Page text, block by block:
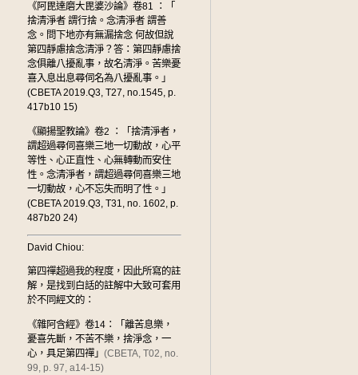
《阿毘達磨大毘婆沙論》卷81 ：「
捨清淨者 謂行捨。念清淨者 謂善
念。問下地亦有無漏捨念 何故但說
第四靜慮捨念清淨？答：第四靜慮捨
念俱離八擾亂事，故名清淨。苦樂憂
喜入息出息尋伺名為八擾亂事。」
(CBETA 2019.Q3, T27, no.1545, p.
417b10 15)
《顯揚聖教論》卷2 ：「捨清淨者，
謂超過尋伺喜樂三地一切動故，心平
等性、心正直性、心無轉動而安住
性。念清淨者，謂超過尋伺喜樂三地
一切動故，心不忘失而明了性。」
(CBETA 2019.Q3, T31, no. 1602, p.
487b20 24)
David Chiou:
第四禪超過我的程度，因此所寫的註
解，是找到白話的註解中大致可套用
於不同經文的：
《雜阿含經》卷14：「離苦息樂，
憂喜先斷，不苦不樂，捨淨念，一
心，具足第四禪」 (CBETA, T02, no.
99, p. 97, a14-15)